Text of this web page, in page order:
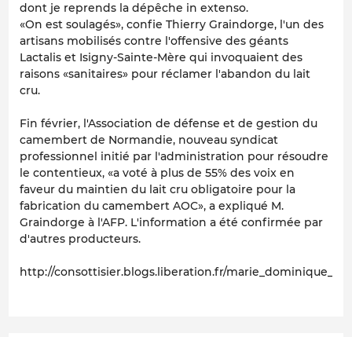
dont je reprends la dépêche in extenso.
«On est soulagés», confie Thierry Graindorge, l'un des
artisans mobilisés contre l'offensive des géants
Lactalis et Isigny-Sainte-Mère qui invoquaient des
raisons «sanitaires» pour réclamer l'abandon du lait
cru.
Fin février, l'Association de défense et de gestion du
camembert de Normandie, nouveau syndicat
professionnel initié par l'administration pour résoudre
le contentieux, «a voté à plus de 55% des voix en
faveur du maintien du lait cru obligatoire pour la
fabrication du camembert AOC», a expliqué M.
Graindorge à l'AFP. L'information a été confirmée par
d'autres producteurs.
http://consottisier.blogs.liberation.fr/